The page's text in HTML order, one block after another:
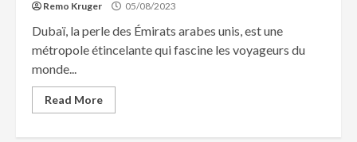
Remo Kruger 05/08/2023
Dubaï, la perle des Émirats arabes unis, est une
métropole étincelante qui fascine les voyageurs du
monde...
Read More